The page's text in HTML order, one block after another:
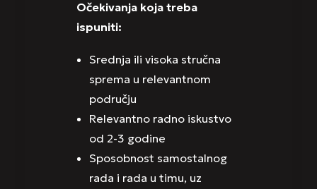
Očekivanja koja treba
ispuniti:
Srednja ili visoka stručna
sprema u relevantnom
području
Relevantno radno iskustvo
od 2-3 godine
Sposobnost samostalnog
rada i rada u timu, uz